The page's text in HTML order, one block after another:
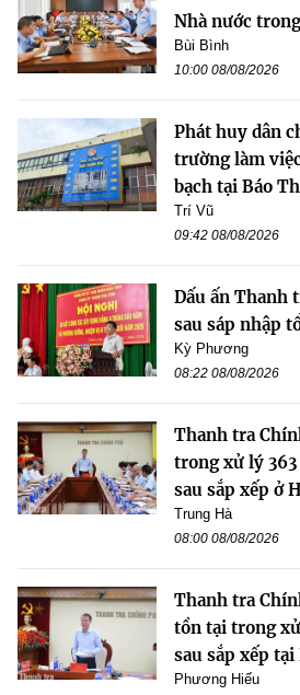
Nhà nước
Bùi Bình
10:00 08/08/2026
Phát huy dân
trường làm
bạch tại Báo
Trí Vũ
09:42 08/08/2026
Dấu ấn Thanh
sau sáp nhập
Kỳ Phương
08:22 08/08/2026
Thanh tra
trong xử lý 363
sau sắp xếp ở
Trung Hà
08:00 08/08/2026
Thanh tra
tồn tại trong
sau sắp xếp tại
Phương Hiếu